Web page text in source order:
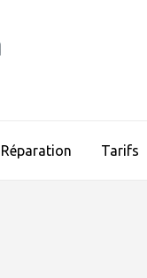
Réparation Tarifs